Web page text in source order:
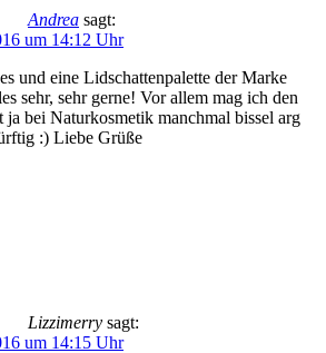
Andrea sagt:
um 14:12 Uhr
und eine Lidschattenpalette der Marke
sehr, sehr gerne! Vor allem mag ich den
ja bei Naturkosmetik manchmal bissel arg
:) Liebe Grüße
Lizzimerry sagt:
um 14:15 Uhr